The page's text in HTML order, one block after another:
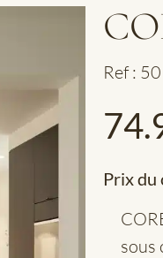
Ref :
Prix du
sous